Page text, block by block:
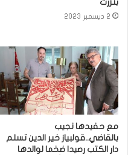
بنزرت
2 ديسمبر 2023
مع حفيدها نجيب
بالقاضي..قولبياز خير الدين تسلم
دار الكتب رصيدا ضخما لوالدها